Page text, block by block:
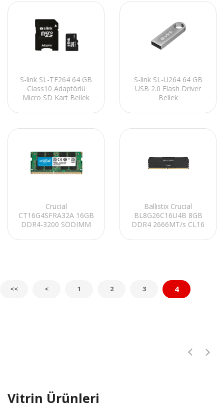
S-link SL-TF264 64 GB
Class10 Adaptörlü
Micro SD Kart Bellek
S-link SL-U264 64 GB
USB 2.0 Flash Driver
Bellek
Crucial
CT16G4SFRA32A 16GB
DDR4-3200 SODIMM
Ballistix Crucial
BL8G26C16U4B 8GB
DDR4 2666MT/s CL16
288pin Black RAM
<< < 1 2 3 4
Vitrin Ürünleri